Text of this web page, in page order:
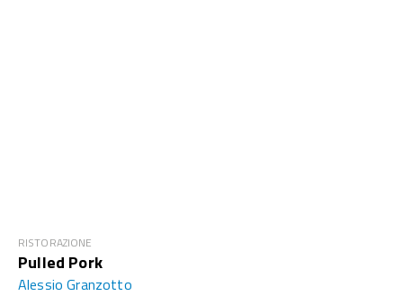
RISTORAZIONE
Pulled Pork
Alessio Granzotto